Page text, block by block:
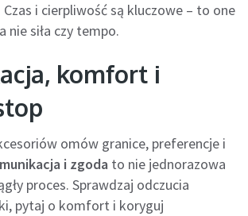
Czas i cierpliwość są kluczowe – to one
siła czy tempo.
komfort i
omów granice, preferencje i
i zgoda to nie jednorazowa
proces. Sprawdzaj odczucia
pytaj o komfort i koryguj